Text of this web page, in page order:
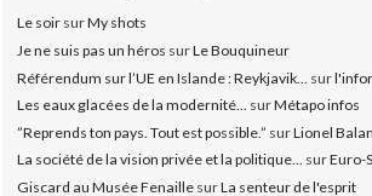
Le soir surMy shots
Je ne suis pas un héros surLe Bouquineur
Référendum sur l’UE en Islande : Reykjavik...
sur
Les eaux glacées de la modernité... surMétapo infos
”Reprends ton pays. Tout est possible.” surLionel
La société de la vision privée et la politique... surEuro-
Giscard au Musée Fenaille surLa senteur de l'esprit